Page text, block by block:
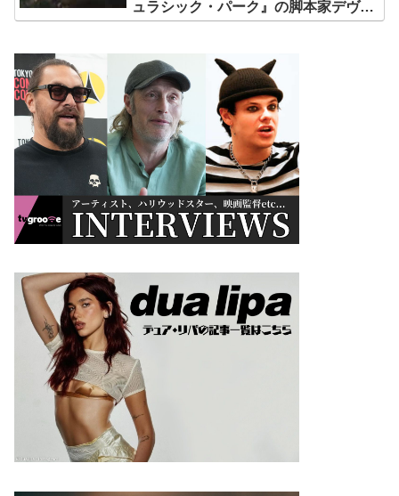
ュラシック・パーク』の脚本家デヴィ
ッド・コープが関与